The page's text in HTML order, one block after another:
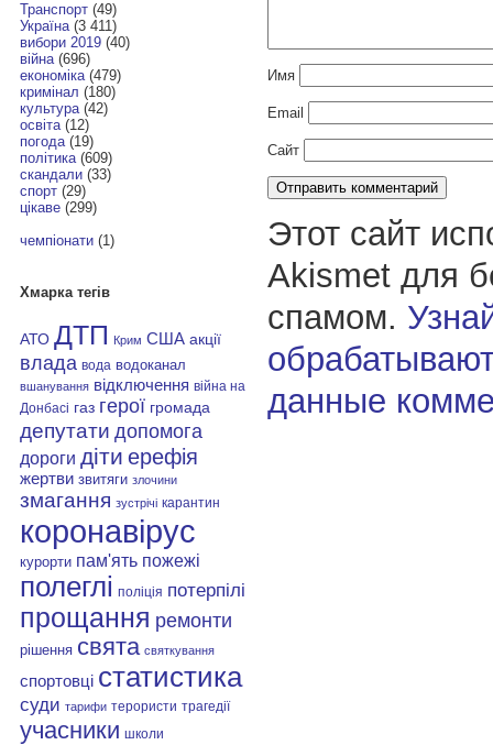
Транспорт(49)
Україна(3 411)
вибори 2019(40)
війна(696)
економіка(479)
кримінал (180)
культура(42)
освіта(12)
погода(19)
політика(609)
скандали(33)
спорт(29)
цікаве(299)
чемпіонати(1)
Хмарка тегів
АТО ДТП Крим США акції
влада вода водоканал
вшанування відключення війна на
Донбасі газ герої громада
депутати допомога
дороги діти ерефія
жертви звитяги злочини
змагання зустрічі карантин
коронавірус
курорти пам'ять пожежі
полеглі поліція потерпілі
прощання ремонти
рішення свята святкування
спортовці статистика
суди тарифи терористи трагедії
учасники школи
Имя
Email
Сайт
Этот сайт
Akismet для
спамом.
данные